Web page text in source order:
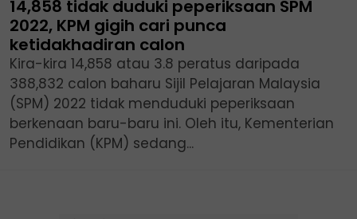
14,858 tidak duduki peperiksaan SPM
2022, KPM gigih cari punca
ketidakhadiran calon
Kira-kira 14,858 atau 3.8 peratus daripada
388,832 calon baharu Sijil Pelajaran Malaysia
(SPM) 2022 tidak menduduki peperiksaan
berkenaan baru-baru ini. Oleh itu, Kementerian
Pendidikan (KPM) sedang...